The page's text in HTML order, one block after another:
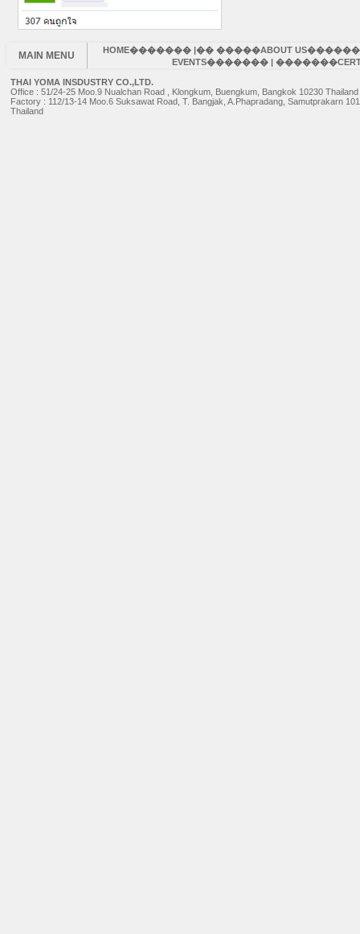
MAIN MENU HOME������� |�� �����ABOUT US
EVENTS������� | �������
THAI YOMA INSDUSTRY CO.,LTD.
Office : 51/24-25 Moo.9 Nualchan Road , Klongkum, Buengkum, Bangkok 10230 Thailand
Factory : 112/13-14 Moo.6 Suksawat Road, T. Bangjak, A.Phapradang, Samutprakarn
Thailand